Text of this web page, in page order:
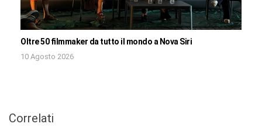
Oltre 50 filmmaker da tutto il mondo a Nova Siri
10 Agosto 2026
Correlati